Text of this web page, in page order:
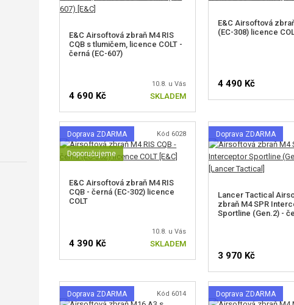
E&C Airsoftová zbraň M4 RIS
CQB s tlumičem, licence COLT -
černá (EC-607)
10.8. u Vás
4 690 Kč SKLADEM
E&C Airsoftová
(EC-308) licence
4 490 Kč
Doprava ZDARMA
Doporučujeme
Kód 6028
E&C Airsoftová zbraň M4 RIS
CQB - černá (EC-302) licence
COLT
10.8. u Vás
4 390 Kč SKLADEM
Doprava ZDARMA
Lancer Tactical
zbraň M4 SPR
Sportline (Gen.2) -
3 970 Kč
Doprava ZDARMA Kód 6014 Doprava ZDARMA